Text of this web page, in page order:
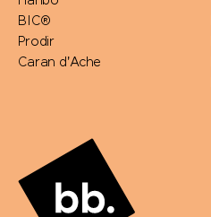
BIC®
Prodir
Caran d'Ache